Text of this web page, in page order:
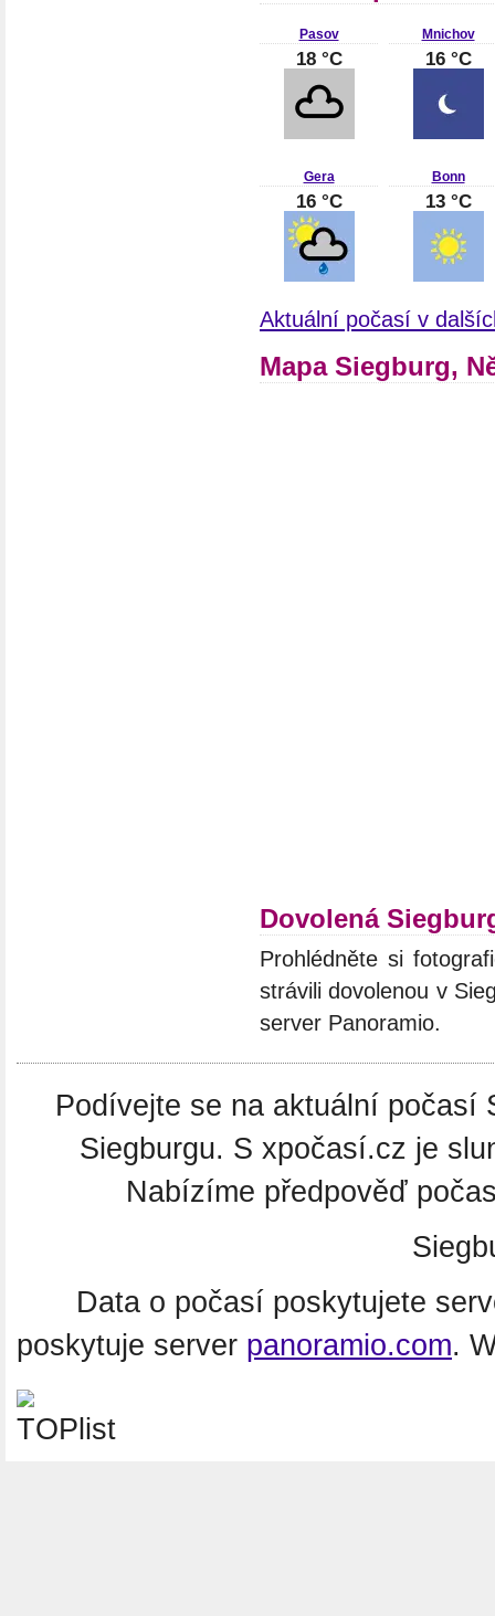
Pasov
18 °C
Mnichov
16 °C
Gera
16 °C
Bonn
13 °C
Aktuální počasí v
Mapa Siegburg,
Dovolená
Prohlédněte si
strávili dovolenou v
server Panoramio.
Podívejte se na aktuální počasí
Siegburgu. S xpočasí.cz je
Nabízíme předpověď
Data o počasí poskytujete
poskytuje server panoramio.com.